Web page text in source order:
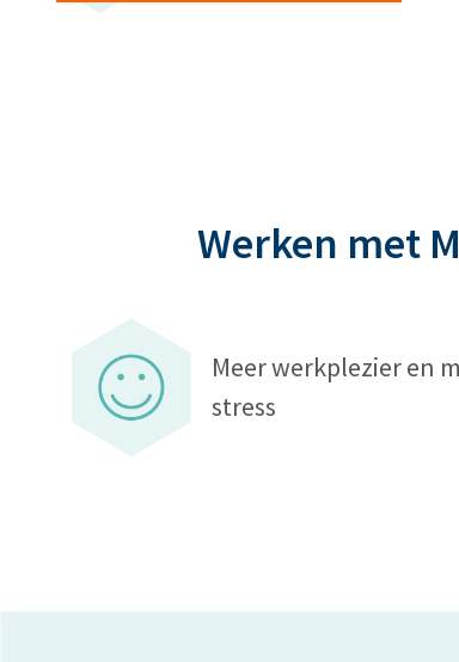
Werken met
Meer werkplezier en
stress